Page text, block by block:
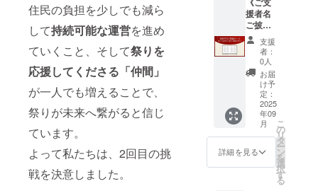
住民の負担を少しでも減ら
して持続可能な運営を進め
ていくこと、そして祭りを
応援してくださる「仲間」
が一人でも増えることで、
祭りが未来へ繋がると信じ
ています。
よって私たちは、2回目の挑
戦を決意しました。
択くだ
さい。
※5袋
を、別
の時
期・別
の場所
にお送
りする
ことも
可能で
す。時
期と場
所をご
指定く
ださい
は常連
さんの
予約で
いっぱ
いに
なって
しまい
まし
た。令
和7年分
は特別
にクラ
ウド
ファン
日）：
新宮祭
・でき
るこ
と：地
域を練
り歩く
隊列へ
の参
加、枠
旗や神
輿の担
ぎ手、
祭具の
行委員
会より
メール
でご連
絡しま
す。具
体的な
集合の
流れ、
移動・
滞在手
段、保
険など
の手続
援者名
ご披露
コー
ス》万
博披露
時、9月
の祭り
で掲げ
るボー
ドにお
名前を
掲載い
たしま
す 【お
名前の
支援
者：
0人
お届
け予
定：
2025
年09
月
詳細を見る
こ
の
リ
タ
ー
ン
を
選
択
す
る